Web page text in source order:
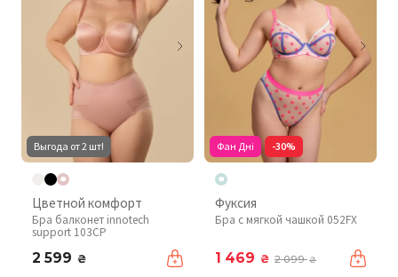
Выгода от 2 шт!
Цветной комфорт
Бра балконет innotech
support 103CP
2 599 ₴
Фан Дні -30%
Фуксия
Бра с мягкой чашкой 052FX
1 469 ₴ 2 099₴